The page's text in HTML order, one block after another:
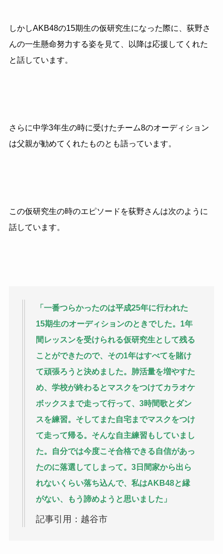
しかしAKB48の15期生の仮研究生になった際に、荻野さ
んの一生懸命努力する姿を見て、以降は応援してくれた
と話しています。
さらに中学3年生の時に受けたチーム8のオーディション
は父親が勧めてくれたものとも語っています。
この仮研究生の時のエピソードを荻野さんは次のように
話しています。
「一番つらかったのは平成25年に行われた
15期生のオーディションのときでした。1年
間レッスンを受けられる仮研究生として残る
ことができたので、その1年はすべてを賭け
て頑張ろうと決めました。肺活量を増やすた
め、学校が終わるとマスクをつけてカラオケ
ボックスまで走って行って、3時間歌とダン
スを練習。そしてまた自宅までマスクをつけ
て走って帰る。そんな自主練習もしていまし
た。自分では今度こそ合格できる自信があっ
たのに落選してしまって。3日間家から出ら
れないくらい落ち込んで、私はAKB48と縁
がない、もう諦めようと思いました」
記事引用：越谷市